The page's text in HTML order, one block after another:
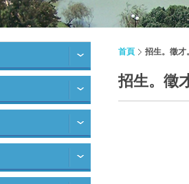
首頁 招生。徵才
招生。徵